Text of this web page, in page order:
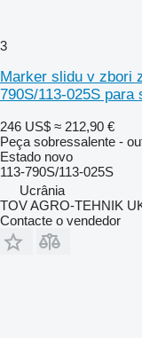
3
Marker slidu v zbori
790S/113-025S para
246 US$ ≈ 212,90 €
Peça sobressalente -
Estado novo
113-790S/113-025S
Ucrânia
TOV AGRO-TEHNIK
Contacte o vendedor